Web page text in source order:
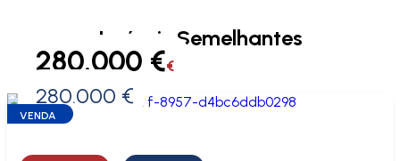
Imóveis Semelhantes
0 €
280.000 €€
280.000 €
VENDA